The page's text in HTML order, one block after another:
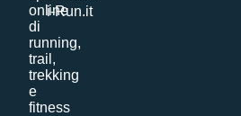
i-Run.it